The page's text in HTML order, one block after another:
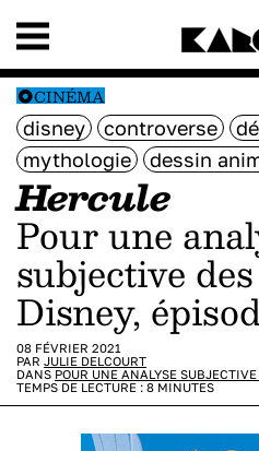
CINÉMA
disney controverse
mythologie
dessin
Hercule
Pour une analyse
subjective
Disney,
08 FÉVRIER 2021
PAR JULIE DELCOURT
DANS POUR UNE ANALYSE
TEMPS DE LECTURE : 8 MINUTES